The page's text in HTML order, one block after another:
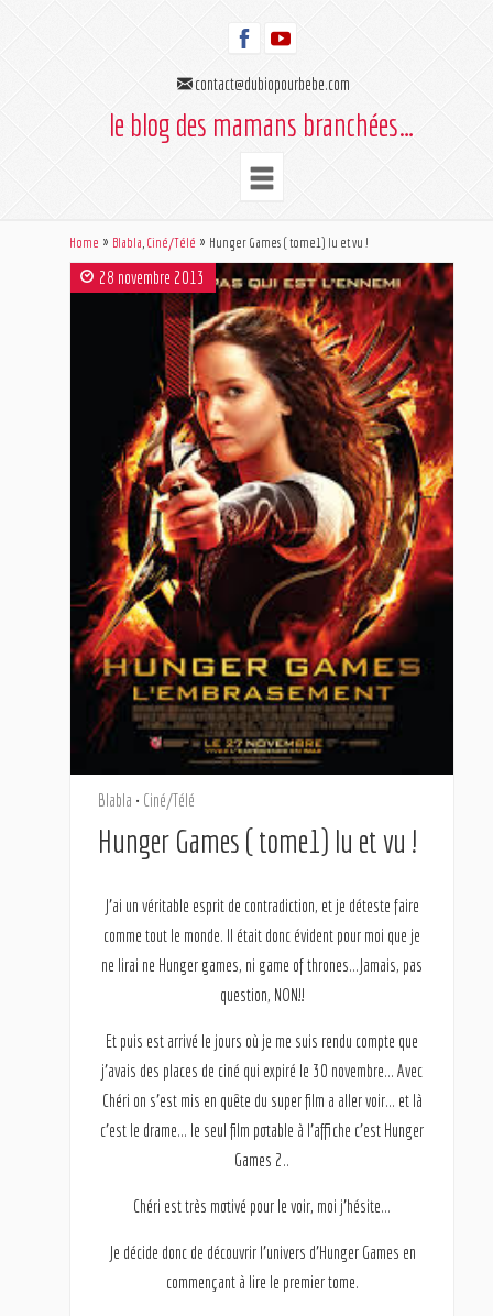
contact@dubiopourbebe.com
le blog des mamans branchées…
Home Blabla, Ciné/Télé Hunger Games ( tome1) lu et vu !
28 novembre 2013
Blabla • Ciné/Télé
Hunger Games ( tome1) lu et vu !
J’ai un véritable esprit de contradiction, et je déteste faire
comme tout le monde. Il était donc évident pour moi que je
ne lirai ne Hunger games, ni game of thrones…Jamais, pas
question, NON!!
Et puis est arrivé le jours où je me suis rendu compte que
j’avais des places de ciné qui expiré le 30 novembre… Avec
Chéri on s’est mis en quête du super film a aller voir… et là
c’est le drame… le seul film potable à l’affiche c’est Hunger
Games 2..
Chéri est très motivé pour le voir, moi j’hésite…
Je décide donc de découvrir l’univers d’Hunger Games en
commençant à lire le premier tome.